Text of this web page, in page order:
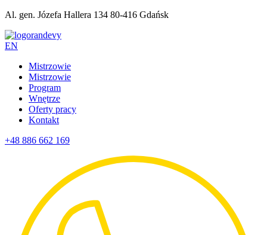
Al. gen. Józefa Hallera 134 80-416 Gdańsk
EN
Mistrzowie
Mistrzowie
Program
Wnętrze
Oferty pracy
Kontakt
+48 886 662 169